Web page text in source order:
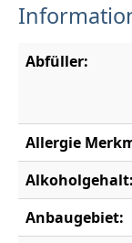
Abfüller:
Allergie
Alkoholgehalt:
Anbaugebiet: